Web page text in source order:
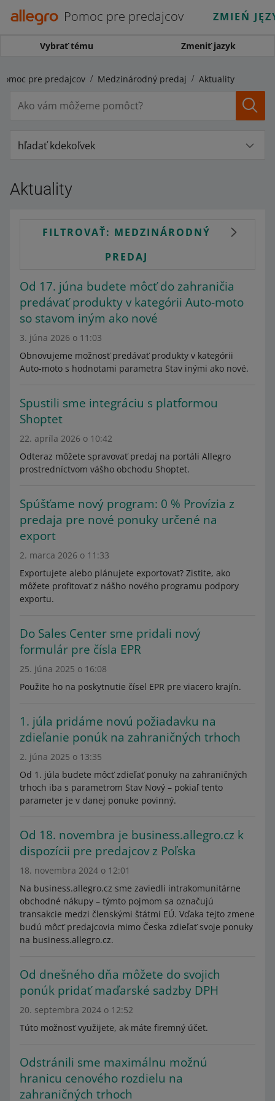
Pomoc pre predajcov ZMIEŃ
Vybrať tému Zmeniť jazyk
pre predajcov Medzinárodný predaj Aktuality
hľadať kdekoľvek
Aktuality
FILTROVAŤ: MEDZINÁRODNÝ
PREDAJ
Od 17. júna budete môcť do zahraničia
predávať produkty v kategórii Auto-moto
so stavom iným ako nové
3. júna 2026 o 11:03
Obnovujeme možnosť predávať produkty v kategórii
Auto-moto s hodnotami parametra Stav inými ako nové.
Spustili sme integráciu s platformou
Shoptet
22. apríla 2026 o 10:42
Odteraz môžete spravovať predaj na portáli Allegro
prostredníctvom vášho obchodu Shoptet.
Spúšťame nový program: 0 % Provízia z
predaja pre nové ponuky určené na
export
2. marca 2026 o 11:33
Exportujete alebo plánujete exportovať? Zistite, ako
môžete profitovať z nášho nového programu podpory
exportu.
Do Sales Center sme pridali nový
formulár pre čísla EPR
25. júna 2025 o 16:08
Použite ho na poskytnutie čísel EPR pre viacero krajín.
1. júla pridáme novú požiadavku na
zdieľanie ponúk na zahraničných trhoch
2. júna 2025 o 13:35
Od 1. júla budete môcť zdieľať ponuky na zahraničných
trhoch iba s parametrom Stav Nový – pokiaľ tento
parameter je v danej ponuke povinný.
Od 18. novembra je business.allegro.cz k
dispozícii pre predajcov z Poľska
18. novembra 2024 o 12:01
Na business.allegro.cz sme zaviedli intrakomunitárne
obchodné nákupy – týmto pojmom sa označujú
transakcie medzi členskými štátmi EÚ. Vďaka tejto zmene
budú môcť predajcovia mimo Česka zdieľať svoje ponuky
na business.allegro.cz.
Od dnešného dňa môžete do svojich
ponúk pridať maďarské sadzby DPH
20. septembra 2024 o 12:52
Túto možnosť využijete, ak máte firemný účet.
Odstránili sme maximálnu možnú
hranicu cenového rozdielu na
zahraničných trhoch